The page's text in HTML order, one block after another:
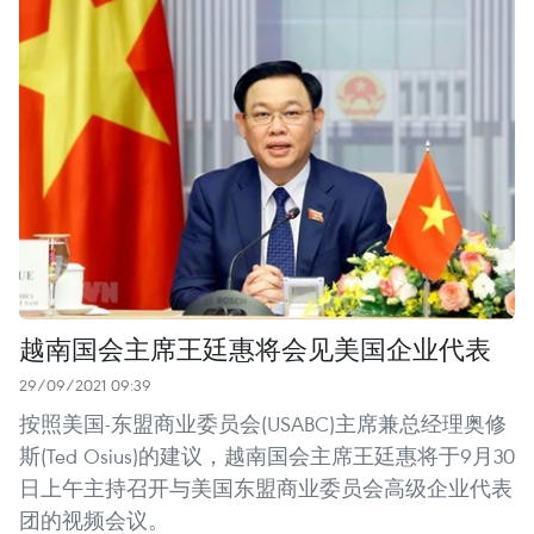
越南国会主席王廷惠将会见美国企业代表
29/09/2021 09:39
按照美国-东盟商业委员会(USABC)主席兼总经理奥修
斯(Ted Osius)的建议，越南国会主席王廷惠将于9月30
日上午主持召开与美国东盟商业委员会高级企业代表
团的视频会议。